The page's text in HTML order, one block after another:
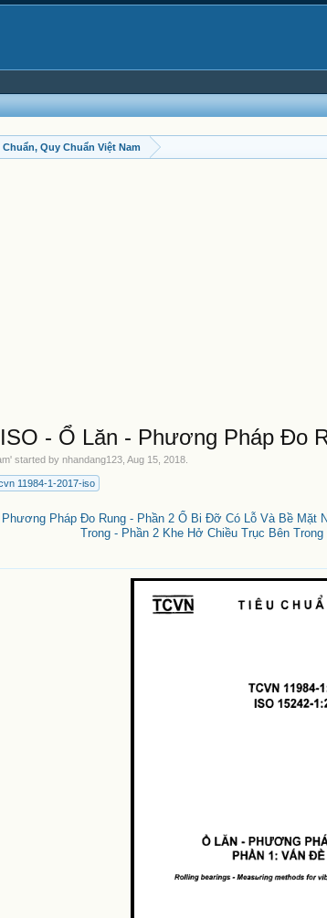
Chuẩn, Quy Chuẩn Việt Nam
- Ổ Lăn - Phương Pháp Đo
' started bynhandang123 ,Aug 15, 2018
11984-1-2017-iso
Phương Pháp Đo Rung - Phần 2 Ổ Bi Đỡ Có Lỗ Và Bề Mặt
Trong - Phần 2 Khe Hở Chiều Trục Bên Trong